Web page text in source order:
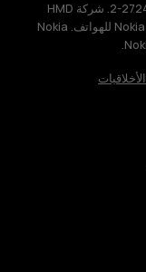
9, 02600 Espoo, Finland. مُعرِّف الشركة: 2724044-2. شركة HMD
Global Oy حاصلة على ترخيص من الاسم التجاري Nokia للهواتف. Nokia
الأخلاقيات